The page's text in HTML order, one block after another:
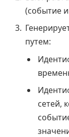
(событие
путем:
сетей,